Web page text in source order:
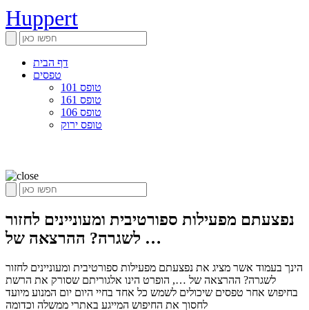
Huppert
דף הבית
טפסים
טופס 101
טופס 161
טופס 106
טופס ירוק
נפצעתם מפעילות ספורטיבית ומעוניינים לחזור
לשגרה? ההרצאה של …
הינך בעמוד אשר מציג את נפצעתם מפעילות ספורטיבית ומעוניינים לחזור
לשגרה? ההרצאה של …, הופרט הינו אלגוריתם שסורק את הרשת
בחיפוש אחר טפסים שיכולים לשמש כל אחד בחיי היום יום המנוע מיועד
לחסוך את החיפוש המייגע באתרי ממשלה וכדומה